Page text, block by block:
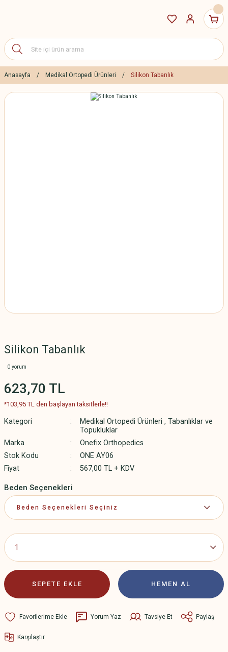
Anasayfa Medikal Ortopedi Ürünleri Silikon Tabanlık
Silikon Tabanlık
0 yorum
623,70 TL
*103,95 TL den başlayan taksitlerle!!
Kategori Medikal Ortopedi Ürünleri , Tabanlıklar ve
Topukluklar
Marka
Onefix Orthopedics
Stok Kodu
ONE AY06
Fiyat
567,00 TL + KDV
Beden Seçenekleri
SEPETE EKLE HEMEN AL
Yorum Yaz Tavsiye Et Paylaş
Karşılaştır